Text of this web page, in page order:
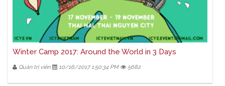
Winter Camp 2017: Around the World in 3 Days
Quản trị viên 10/16/2017 1:50:34 PM 5682